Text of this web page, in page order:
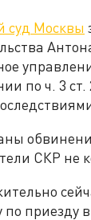
суд Москвы
по ч. 3
СКР не
по приезду